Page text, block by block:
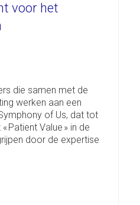
voor het
die samen met de
werken aan een
of Us, dat tot
Patient Value » in de
door de expertise